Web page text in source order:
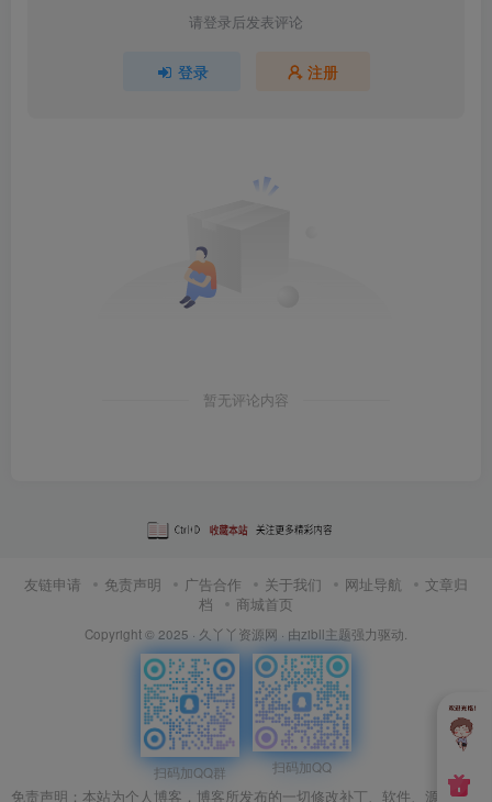
请登录后发表评论
登录 注册
暂无评论内容
友链申请 免责声明 广告合作 关于我们 网址导航
文章归
档
商城首页
Copyright © 2025 · 久丫丫资源网 · 由zibll主题强力驱动.
扫码加QQ群 扫码加QQ
免责声明：本站为个人博客，博客所发布的一切修改补丁、软件、源码、游